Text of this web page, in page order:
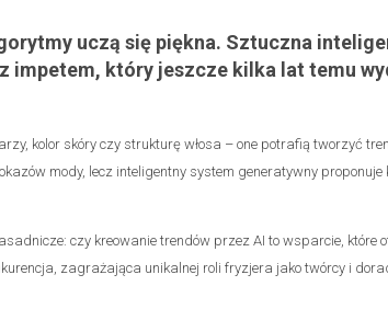
uczą się piękna. Sztuczna
impetem, który jeszcze kilka lat temu
kolor skóry czy strukturę włosa – one potrafią tworzyć
mody, lecz inteligentny system generatywny proponuje
czy kreowanie trendów przez AI to wsparcie, które
zagrażająca unikalnej roli fryzjera jako twórcy i